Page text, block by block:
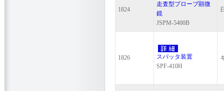
1824
走査型プローブ顕微
鏡
JSPM-5400B
1826
スパッタ装置
SPF-410H